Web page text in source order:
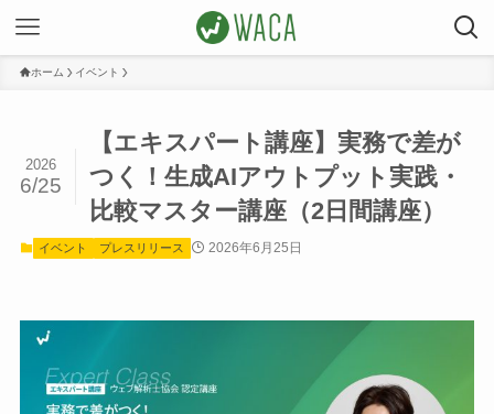
ホーム イベント
【エキスパート講座】実務で差が
つく！生成AIアウトプット実践・
比較マスター講座（2日間講座）
2026
6/25
イベント プレスリリース 2026年6月25日